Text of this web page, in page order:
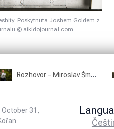
Poskytnuta Joshem Goldem z
© aikidojournal.com
Rozhovor – Miroslav Šmíd – 22.3.2025
31,